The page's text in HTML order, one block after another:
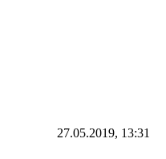
27.05.2019, 13:31